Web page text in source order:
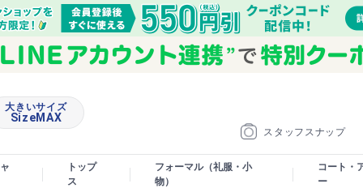
スタッフスナップ
大きいサイズ
SizeMAX
トップ
ス
フォーマル（礼服・小
物）
コート・
ー